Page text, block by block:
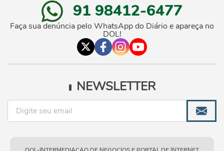
91 98412-6477
Faça sua denúncia pelo WhatsApp do Diário e apareça no
DOL!
NEWSLETTER